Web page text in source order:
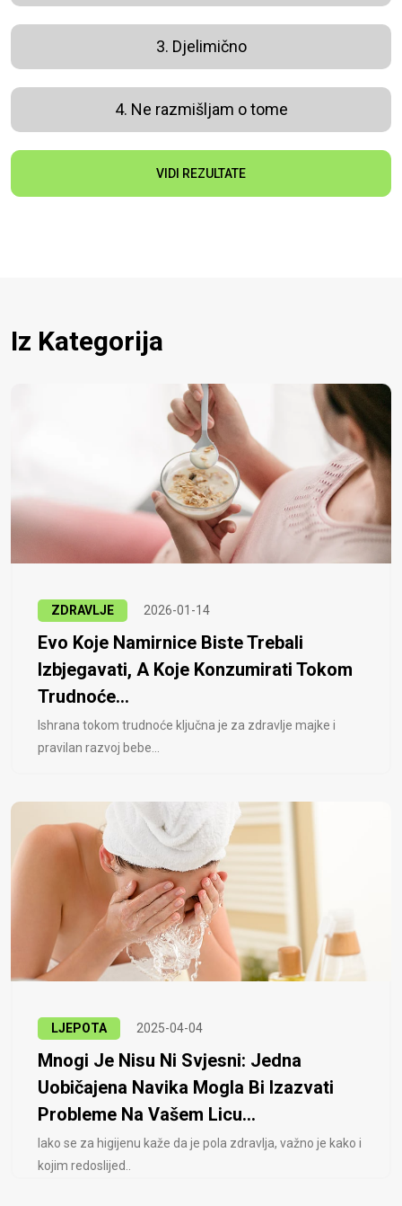
3. Djelimično
4. Ne razmišljam o tome
VIDI REZULTATE
Iz Kategorija
ZDRAVLJE 2026-01-14
Evo Koje Namirnice Biste Trebali
Izbjegavati, A Koje Konzumirati Tokom
Trudnoće...
Ishrana tokom trudnoće ključna je za zdravlje majke i
pravilan razvoj bebe...
LJEPOTA 2025-04-04
Mnogi Je Nisu Ni Svjesni: Jedna
Uobičajena Navika Mogla Bi Izazvati
Probleme Na Vašem Licu...
Iako se za higijenu kaže da je pola zdravlja, važno je kako i
kojim redoslijed..